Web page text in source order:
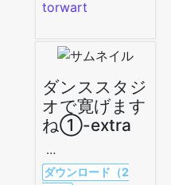
torwart
ダンススタジ
オで寛げます
ね①-extra
…
ダウンロード（2